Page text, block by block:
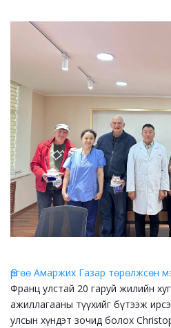
Өргөө Амаржих Газар төрөлжсөн
Франц улстай 20 гаруй жилийн
ажиллагааны түүхийг бүтээж
улсын хүндэт зочид болох